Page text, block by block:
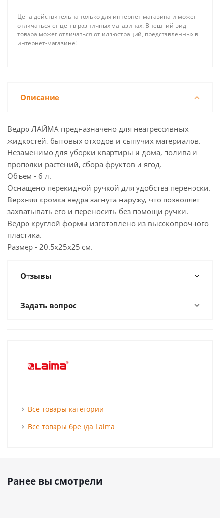
Цена действительна только для интернет-магазина и может
отличаться от цен в розничных магазинах. Внешний вид
товара может отличаться от иллюстраций, представленных в
интернет-магазине!
Описание
Ведро ЛАЙМА предназначено для неагрессивных
жидкостей, бытовых отходов и сыпучих материалов.
Незаменимо для уборки квартиры и дома, полива и
прополки растений, сбора фруктов и ягод.
Объем - 6 л.
Оснащено перекидной ручкой для удобства переноски.
Верхняя кромка ведра загнута наружу, что позволяет
захватывать его и переносить без помощи ручки.
Ведро круглой формы изготовлено из высокопрочного
пластика.
Размер - 20.5х25х25 см.
Отзывы
Задать вопрос
Все товары категории
Все товары бренда Laima
Ранее вы смотрели